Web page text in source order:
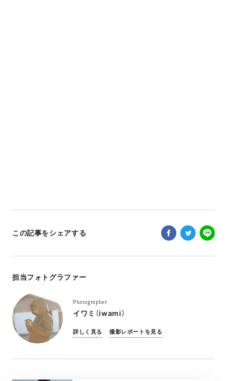
この記事をシェアする
担当フォトグラファー
Photographer
イワミ（iwami）
詳しく見る 撮影レポートを見る